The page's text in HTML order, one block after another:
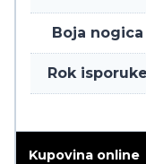
Boja nogica
Rok isporuke
Kupovina online